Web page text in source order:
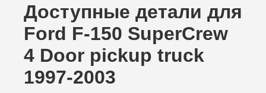
Доступные детали для
Ford F-150 SuperCrew
4 Door pickup truck
1997-2003